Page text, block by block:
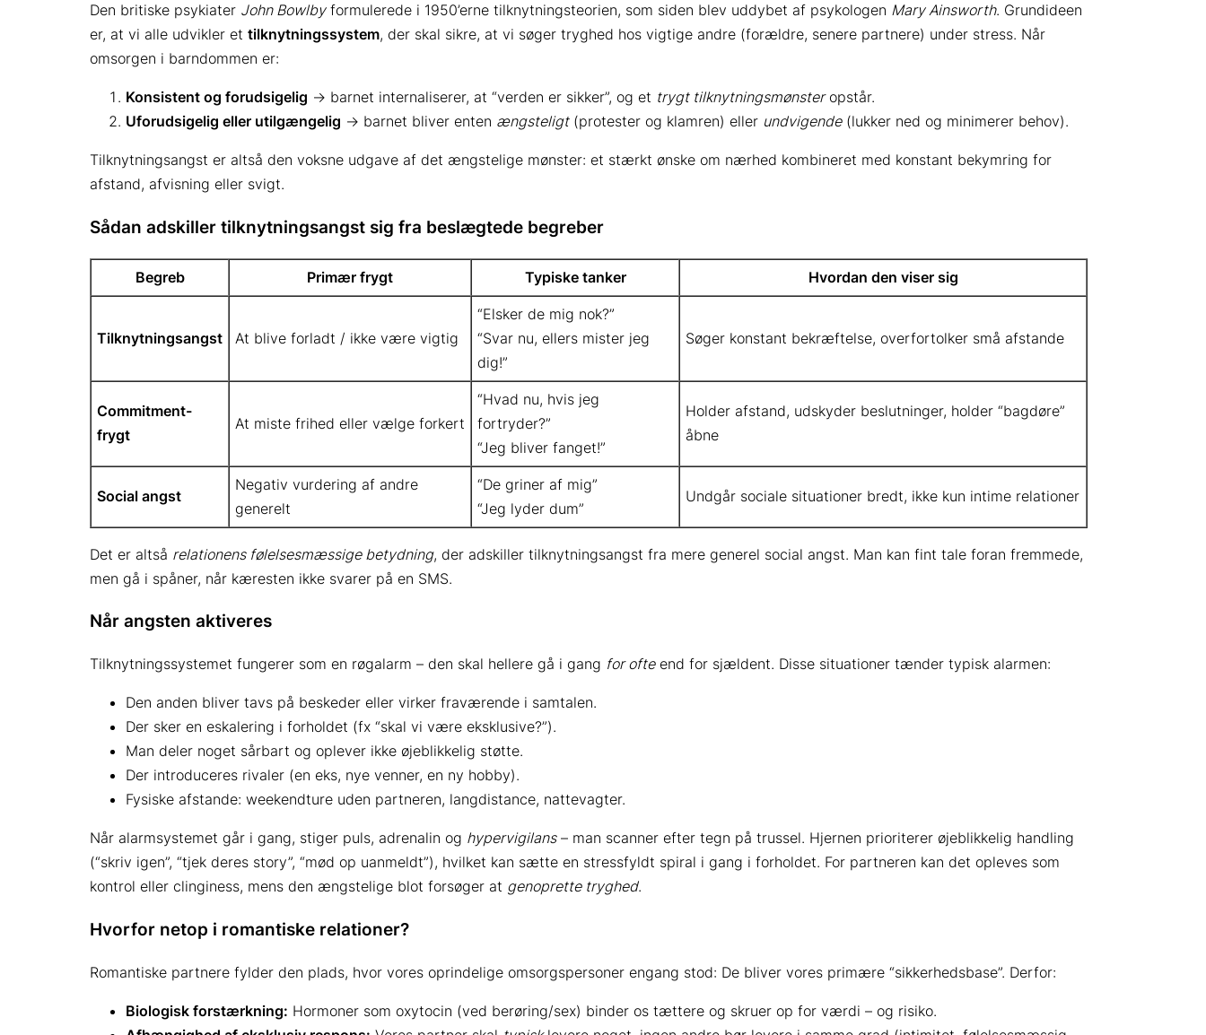
Den britiske psykiater John Bowlbyformulerede i 1950’erne tilknytningsteorien, som siden blev uddybet af psykologen Mary Ainsworth. Grundideen
er, at vi alle udvikler et tilknytningssystem, der skal sikre, at vi søger tryghed hos vigtige andre (forældre, senere partnere) under stress. Når
omsorgen i barndommen er:
Konsistent og forudsigelig → barnet internaliserer, at “verden er sikker”, og et trygt tilknytningsmønsteropstår.
Uforudsigelig eller utilgængelig → barnet bliver enten ængsteligt(protester og klamren) eller undvigende(lukker ned og minimerer behov).
Tilknytningsangst er altså den voksne udgave af det ængstelige mønster: et stærkt ønske om nærhed kombineret med konstant bekymring for
afstand, afvisning eller svigt.
Sådan adskiller tilknytningsangst sig fra beslægtede begreber
Begreb Primær frygt Typiske tanker Hvordan den viser sig
Tilknytningsangst At blive forladt / ikke være vigtig
“Elsker de mig nok?”
“Svar nu, ellers mister jeg
dig!”
Søger konstant bekræftelse, overfortolker små afstande
Commitment-
frygt
At miste frihed eller vælge forkert
“Hvad nu, hvis jeg
fortryder?”
“Jeg bliver fanget!”
Holder afstand, udskyder beslutninger, holder “bagdøre”
åbne
Social angst
Negativ vurdering af andre
generelt
“De griner af mig”
“Jeg lyder dum”
Undgår sociale situationer bredt, ikke kun intime relationer
Det er altså relationens følelsesmæssige betydning, der adskiller tilknytningsangst fra mere generel social angst. Man kan fint tale foran fremmede,
men gå i spåner, når kæresten ikke svarer på en SMS.
Når angsten aktiveres
Tilknytningssystemet fungerer som en røgalarm – den skal hellere gå i gang for ofteend for sjældent. Disse situationer tænder typisk alarmen:
Den anden bliver tavs på beskeder eller virker fraværende i samtalen.
Der sker en eskalering i forholdet (fx “skal vi være eksklusive?”).
Man deler noget sårbart og oplever ikke øjeblikkelig støtte.
Der introduceres rivaler (en eks, nye venner, en ny hobby).
Fysiske afstande: weekendture uden partneren, langdistance, nattevagter.
Når alarmsystemet går i gang, stiger puls, adrenalin og hypervigilans– man scanner efter tegn på trussel. Hjernen prioriterer øjeblikkelig handling
(“skriv igen”, “tjek deres story”, “mød op uanmeldt”), hvilket kan sætte en stressfyldt spiral i gang i forholdet. For partneren kan det opleves som
kontrol eller clinginess, mens den ængstelige blot forsøger at genoprette tryghed.
Hvorfor netop i romantiske relationer?
Romantiske partnere fylder den plads, hvor vores oprindelige omsorgspersoner engang stod: De bliver vores primære “sikkerhedsbase”. Derfor:
Biologisk forstærkning: Hormoner som oxytocin (ved berøring/sex) binder os tættere og skruer op for værdi – og risiko.